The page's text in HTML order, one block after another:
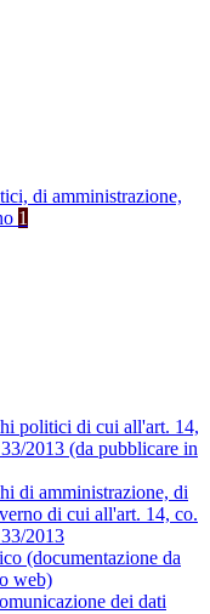
di amministrazione,
1
politici di cui all'art. 14,
2013 (da pubblicare in
di amministrazione, di
di cui all'art. 14, co.
2013
(documentazione da
web)
dei dati